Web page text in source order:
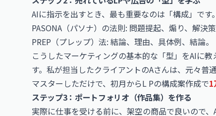
AIに指示を出すとき、最も重要なのは「構成」です。
PASONA（パソナ）の法則: 問題提起、煽り、解決
PREP（プレップ）法: 結論、理由、具体例、結論。
こうしたマーケティングの基本的な「型」をAIに
す。私が担当したクライアントのAさんは、元々
マスターしただけで、初月からL Pの構成案作成で1
ステップ3：ポートフォリオ（作品集）を作る
実際に仕事を受ける前に、架空の商品で良いので